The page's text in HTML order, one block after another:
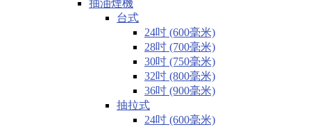
抽油煙機
台式
24吋 (600毫米)
28吋 (700毫米)
30吋 (750毫米)
32吋 (800毫米)
36吋 (900毫米)
抽拉式
24吋 (600毫米)